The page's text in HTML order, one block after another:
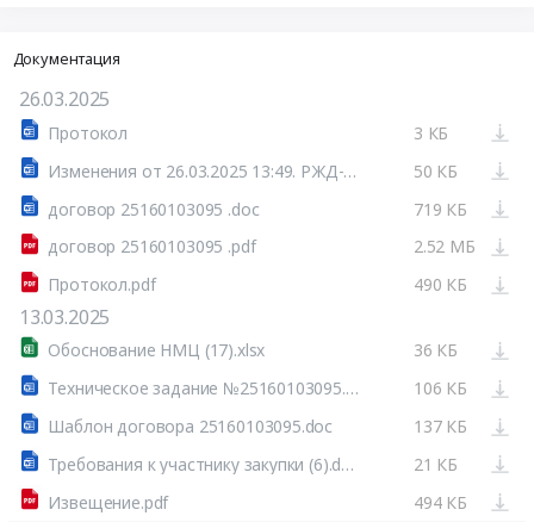
Документация
26.03.2025
Протокол
3 КБ
Изменения от 26.03.2025 13:49. РЖД-МЕДИЦИНА
50 КБ
договор 25160103095 .doc
719 КБ
договор 25160103095 .pdf
2.52 МБ
Протокол.pdf
490 КБ
13.03.2025
Обоснование НМЦ (17).xlsx
36 КБ
Техническое задание №25160103095.docx
106 КБ
Шаблон договора 25160103095.doc
137 КБ
Требования к участнику закупки (6).docx
21 КБ
Извещение.pdf
494 КБ